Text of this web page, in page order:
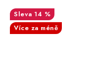
14 %
Více za méně